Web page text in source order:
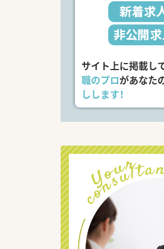
サイト上に掲載し
職のプロがあなた
しします！